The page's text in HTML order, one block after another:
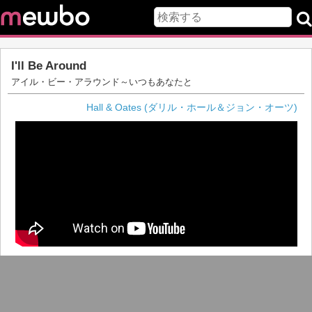
I'll Be Around
アイル・ビー・アラウンド～いつもあなたと
Hall & Oates (ダリル・ホール＆ジョン・オーツ)